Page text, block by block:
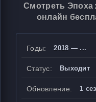
Смотреть Эпоха
онлайн
Годы: 2018 — ...
Статус: Выходит
Обновление: 1